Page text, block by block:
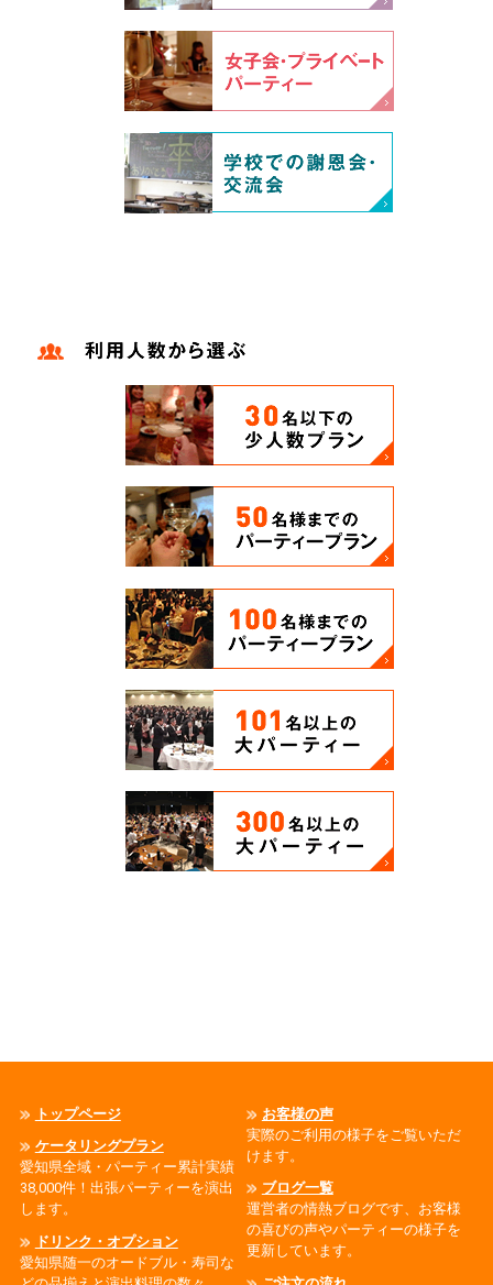
トップページ
ケータリングプラン
愛知県全域・パーティー累計実績
38,000件！出張パーティーを演出
します。
ドリンク・オプション
愛知県随一のオードブル・寿司な
お客様の声
実際のご利用の様子をご覧いただ
けます。
ブログ一覧
運営者の情熱ブログです、お客様
の喜びの声やパーティーの様子を
更新しています。